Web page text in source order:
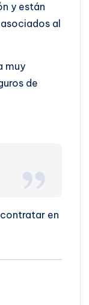
y están
al
muy
de
en